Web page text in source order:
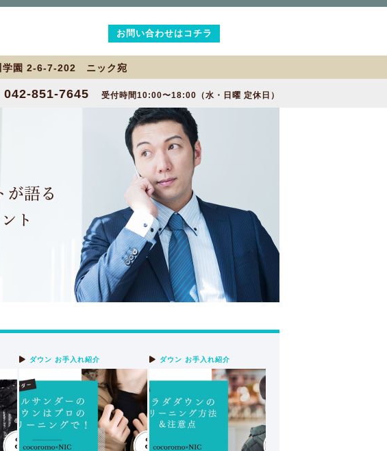
お問い合わせはコチラ
学園 2-6-7-202 ニック宛
042-851-7645 受付時間10:00〜18:00（水・日曜 定休日）
ダウン お手入れ紹介 ダウン お手入れ紹介